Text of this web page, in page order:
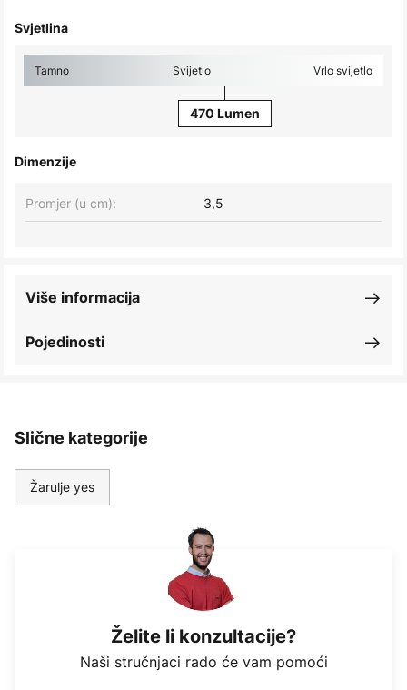
Svjetlina
Tamno Svijetlo Vrlo svijetlo
470 Lumen
Dimenzije
Promjer (u cm): 3,5
Pojedinosti
Više informacija
Slične kategorije
Žarulje yes
Želite li konzultacije?
Naši stručnjaci rado će vam pomoći